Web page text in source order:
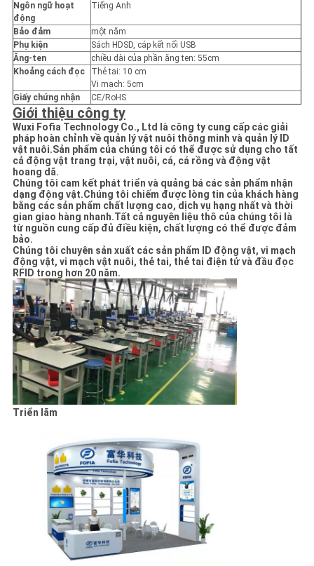
Ngôn ngữ hoạt
động
Tiếng Anh
Bảo đảm
một năm
Phụ kiện
Sách HDSD, cáp kết nối USB
Ăng-ten
chiều dài của phần ăng ten: 55cm
Khoảng cách đọc
Thẻ tai: 10 cm
Vi mạch: 5cm
Giấy chứng nhận
CE/RoHS
Giới thiệu công ty
Wuxi Fofia Technology Co., Ltd là công ty cung cấp các giải
pháp hoàn chỉnh về quản lý vật nuôi thông minh và quản lý ID
vật nuôi.Sản phẩm của chúng tôi có thể được sử dụng cho tất
cả động vật trang trại, vật nuôi, cá, cá rồng và động vật
hoang dã.
Chúng tôi cam kết phát triển và quảng bá các sản phẩm nhận
dạng động vật.Chúng tôi chiếm được lòng tin của khách hàng
bằng các sản phẩm chất lượng cao, dịch vụ hạng nhất và thời
gian giao hàng nhanh.Tất cả nguyên liệu thô của chúng tôi là
từ nguồn cung cấp đủ điều kiện, chất lượng có thể được đảm
bảo.
Chúng tôi chuyên sản xuất các sản phẩm ID động vật, vi mạch
động vật, vi mạch vật nuôi, thẻ tai, thẻ tai điện tử và đầu đọc
RFID trong hơn 20 năm.
Triển lãm